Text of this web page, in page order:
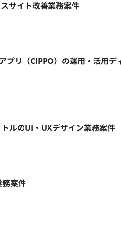
サイト改善業務案件
プリ（CIPPO）の運用・活用デ
ルのUI・UXデザイン業務案件
務案件